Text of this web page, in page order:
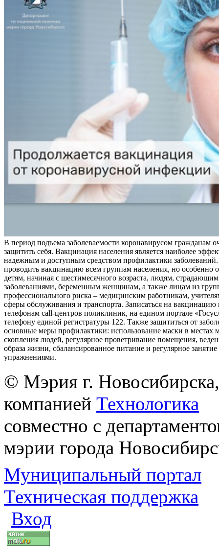
В период подъема заболеваемости коронавирусом гражданам
защитить себя. Вакцинация населения является наиболее
надежным и доступным средством профилактики заболеваний.
проводить вакцинацию всем группам населения, но особенно
детям, начиная с шестимесячного возраста, людям,
заболеваниями, беременным женщинам, а также лицам из
профессионального риска – медицинским работникам,
сферы обслуживания и транспорта. Записаться на
телефонам call-центров поликлиник, на едином портале
телефону единой регистратуры 122. Также защититься от
основные меры профилактики: использование маски в местах
скопления людей, регулярное проветривание помещения,
образа жизни, сбалансированное питание и регулярное
упражнениями.
© Мэрия г.
компанией Технологика
совместно с
мэрии города
Муниципальный портал
Техническая поддержка
Вход